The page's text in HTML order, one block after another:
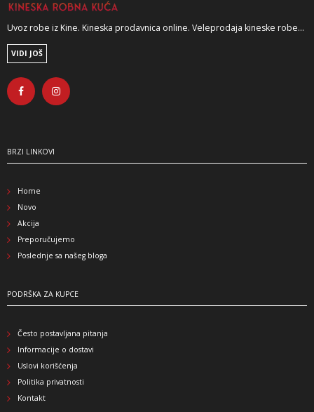
Uvoz robe iz Kine. Kineska prodavnica online. Veleprodaja kineske robe...
VIDI JOŠ
BRZI LINKOVI
Home
Novo
Akcija
Preporučujemo
Poslednje sa našeg bloga
PODRŠKA ZA KUPCE
Često postavljana pitanja
Informacije o dostavi
Uslovi korišćenja
Politika privatnosti
Kontakt